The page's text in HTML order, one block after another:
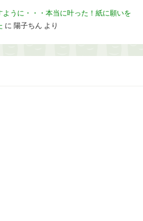
うに・・・本当に叶った！紙に願いを
に 陽子ちん より